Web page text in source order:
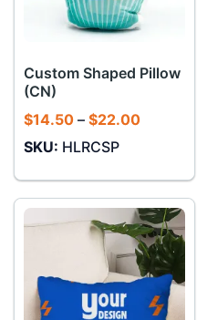
Custom Shaped Pillow
(CN)
$14.50 – $22.00Khoảng
đến
SKU: HLRCSP